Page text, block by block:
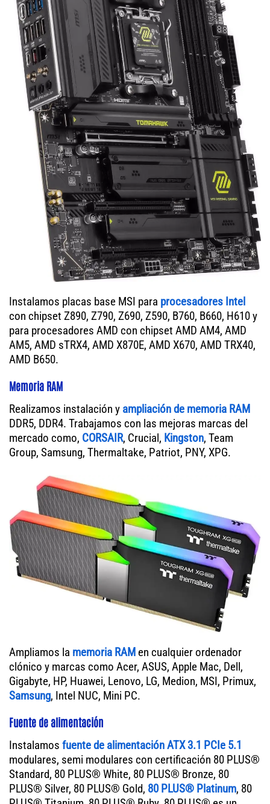
Instalamos placas base MSI para procesadores Intel
con chipset Z890, Z790, Z690, Z590, B760, B660, H610 y
para procesadores AMD con chipset AMD AM4, AMD
AM5, AMD sTRX4, AMD X870E, AMD X670, AMD TRX40,
AMD B650.
Memoria RAM
Realizamos instalación y ampliación de memoria RAM
DDR5, DDR4. Trabajamos con las mejoras marcas del
mercado como, CORSAIR, Crucial, Kingston, Team
Group, Samsung, Thermaltake, Patriot, PNY, XPG.
Ampliamos la memoria RAM en cualquier ordenador
clónico y marcas como Acer, ASUS, Apple Mac, Dell,
Gigabyte, HP, Huawei, Lenovo, LG, Medion, MSI, Primux,
Samsung, Intel NUC, Mini PC.
Fuente de alimentación
Instalamos fuente de alimentación ATX 3.1 PCIe 5.1
modulares, semi modulares con certificación 80 PLUS®
Standard, 80 PLUS® White, 80 PLUS® Bronze, 80
PLUS® Silver, 80 PLUS® Gold, 80 PLUS® Platinum, 80